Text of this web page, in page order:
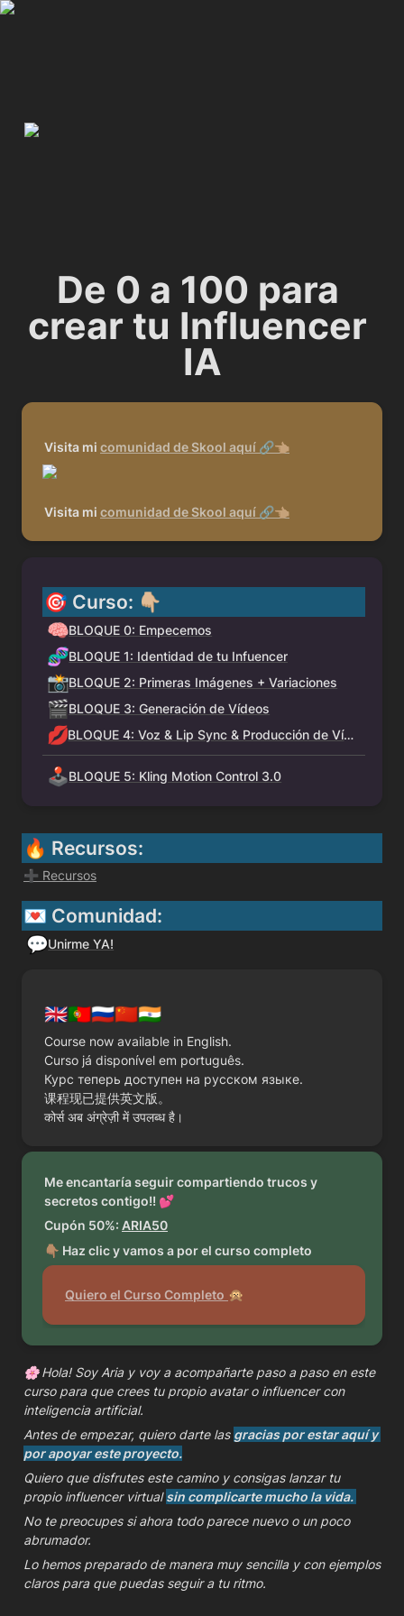
De 0 a 100 para
crear tu Influencer
IA
Visita mi comunidad de Skool aquí 🔗👈🏼
Visita mi comunidad de Skool aquí 🔗👈🏼
🎯 Curso: 👇🏼
🧠BLOQUE 0: Empecemos
🧬BLOQUE 1: Identidad de tu Infuencer
📸BLOQUE 2: Primeras Imágenes + Variaciones
🎬BLOQUE 3: Generación de Vídeos
💋 BLOQUE 4: Voz & Lip Sync & Producción de Vídeos
🕹️BLOQUE 5: Kling Motion Control 3.0
🔥 Recursos:
➕ Recursos
💌 Comunidad:
💬Unirme YA!
🇬🇧🇵🇹🇷🇺🇨🇳🇮🇳
Course now available in English.
Curso já disponível em português.
Курс теперь доступен на русском языке.
课程现已提供英文版。
कोर्स अब अंग्रेज़ी में उपलब्ध है।
Me encantaría seguir compartiendo trucos y
secretos contigo!! 💕
Cupón 50%: ARIA50
👇🏽 Haz clic y vamos a por el curso completo
Quiero el Curso Completo 🙊
🌸 Hola! Soy Aria y voy a acompañarte paso a paso en este
curso para que crees tu propio avatar o influencer con
inteligencia artificial.
Antes de empezar, quiero darte las gracias por estar aquí y
por apoyar este proyecto.
Quiero que disfrutes este camino y consigas lanzar tu
propio influencer virtual sin complicarte mucho la vida.
No te preocupes si ahora todo parece nuevo o un poco
abrumador.
Lo hemos preparado de manera muy sencilla y con ejemplos
claros para que puedas seguir a tu ritmo.